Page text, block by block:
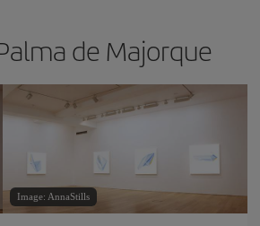
de Majorque
Image: AnnaStills